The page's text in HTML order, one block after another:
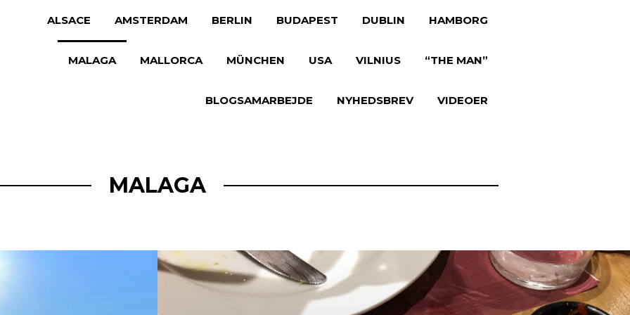
ALSACE AMSTERDAM BERLIN BUDAPEST DUBLIN HAMBORG
MALAGA MALLORCA MÜNCHEN USA VILNIUS “THE MAN”
BLOGSAMARBEJDE NYHEDSBREV VIDEOER
MALAGA